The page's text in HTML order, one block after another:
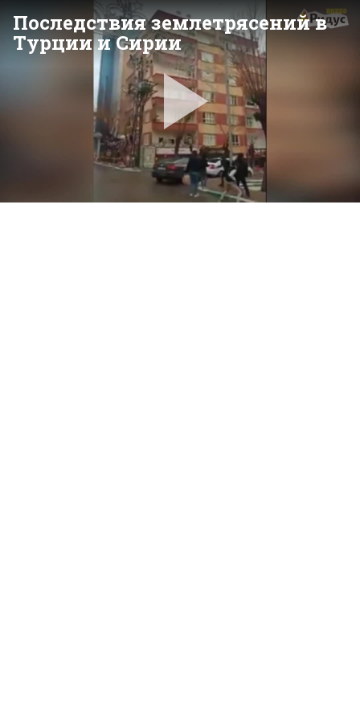
Последствия землетрясений в
Турции и Сирии